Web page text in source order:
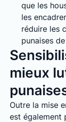
que les
les
réduire les
punaises
mieux
Outre la mise
est également